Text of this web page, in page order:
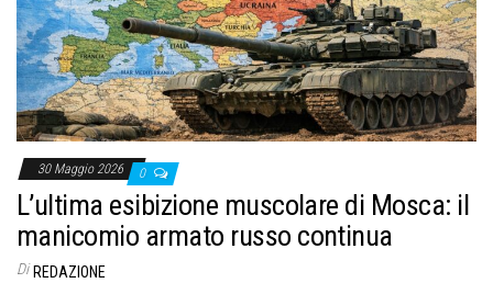
30 Maggio 2026 0
L’ultima esibizione muscolare di Mosca: il
manicomio armato russo continua
Di REDAZIONE